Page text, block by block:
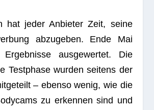
hat jeder Anbie­ter Zeit, seine
abzu­ge­ben. Ende Mai
aus­ge­wer­tet. Die
Test­phase wur­den sei­tens der
– ebenso wenig, wie die
zu erken­nen sind und